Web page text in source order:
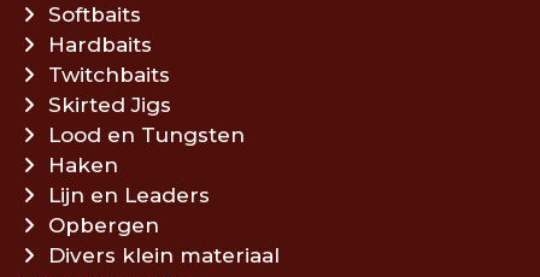
Softbaits
Hardbaits
Twitchbaits
Skirted Jigs
Lood en Tungsten
Haken
Lijn en Leaders
Opbergen
Divers klein materiaal